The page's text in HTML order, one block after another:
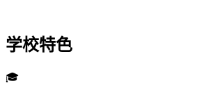
学校特色
🎓